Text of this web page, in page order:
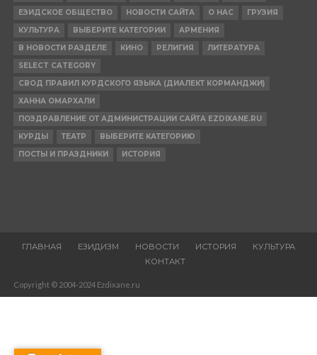
ЕЗИДСКОЕ ОБЩЕСТВО
НОВОСТИ САЙТА О НАС
ГРУЗИЯ
КУЛЬТУРА
ВЫБЕРИТЕ КАТЕГОРИИ
АРМЕНИЯ
В НОВОСТИ РАЗДЕЛЕ
КИНО РЕЛИГИЯ
ЛИТЕРАТУРА
SELECT CATEGORY
СВОД ПРАВИЛ КУРДСКОГО ЯЗЫКА (ДИАЛЕКТ КОРМАНДЖИ)
ХАННА ОМАРХАЛИ
ПОЗДРАВЛЕНИЕ ОТ АДМИНИСТРАЦИИ САЙТА EZDIXANE.RU
КУРДЫ
ТЕАТР
ВЫБЕРИТЕ КАТЕГОРИЮ
ПОСТЫ И ПРАЗДНИКИ
ИСТОРИЯ
ГЛАВНАЯ ЕЗИДИЗМ НОВОСТИ ИСТОРИЯ
КУЛЬТУРА
КОНТАКТ
Copyright © 2004-2024 Ezdixane.ru